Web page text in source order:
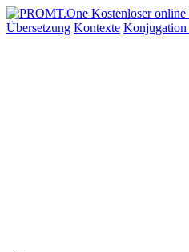
Übersetzung Kontexte Konjugation